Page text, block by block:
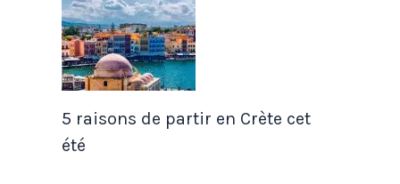
5 raisons de partir en Crète cet
été